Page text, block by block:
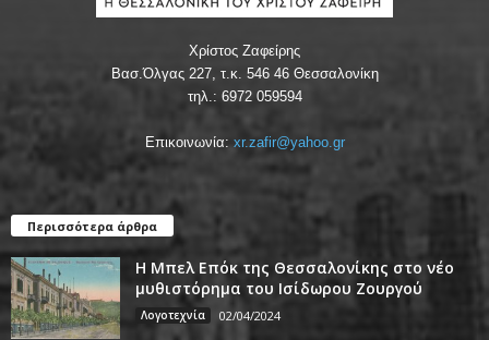
Χρίστος Ζαφείρης
Βασ.Όλγας 227, τ.κ. 546 46 Θεσσαλονίκη
τηλ.: 6972 059594
Επικοινωνία: xr.zafir@yahoo.gr
Περισσότερα άρθρα
Η Μπελ Επόκ της Θεσσαλονίκης στο νέο
μυθιστόρημα του Ισίδωρου Ζουργού
Λογοτεχνία 02/04/2024